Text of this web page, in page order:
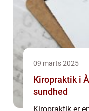
09 marts 2025
Kiropraktik i
sundhed